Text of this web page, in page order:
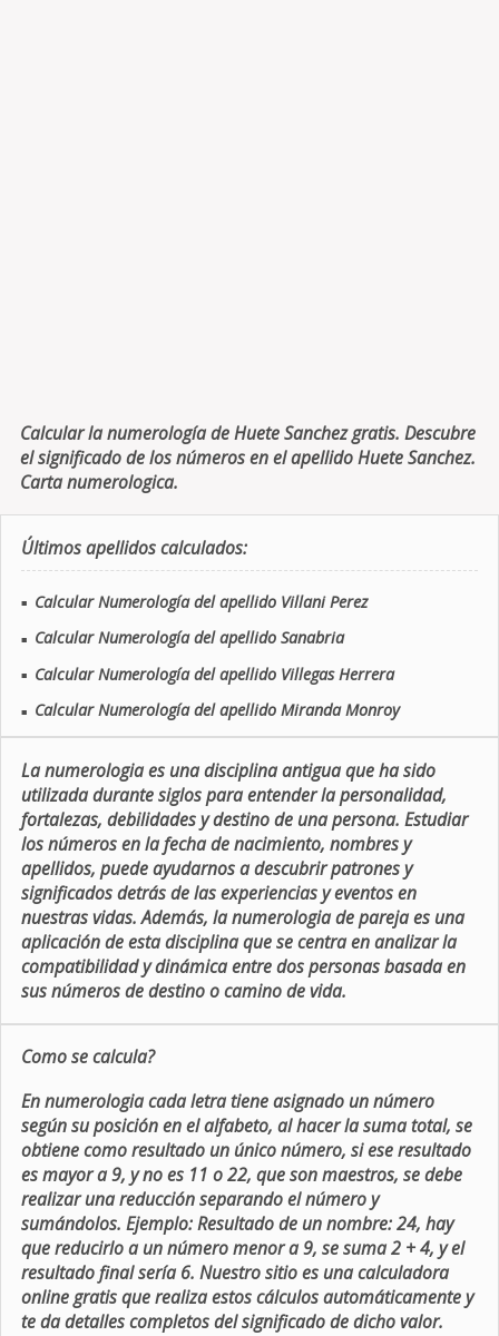
Calcular la numerología de Huete Sanchez gratis. Descubre
el significado de los números en el apellido Huete Sanchez.
Carta numerologica.
Últimos apellidos calculados:
■ Calcular Numerología del apellido Villani Perez
■ Calcular Numerología del apellido Sanabria
■ Calcular Numerología del apellido Villegas Herrera
■ Calcular Numerología del apellido Miranda Monroy
La numerologia es una disciplina antigua que ha sido
utilizada durante siglos para entender la personalidad,
fortalezas, debilidades y destino de una persona. Estudiar
los números en la fecha de nacimiento, nombres y
apellidos, puede ayudarnos a descubrir patrones y
significados detrás de las experiencias y eventos en
nuestras vidas. Además, la numerologia de pareja es una
aplicación de esta disciplina que se centra en analizar la
compatibilidad y dinámica entre dos personas basada en
sus números de destino o camino de vida.
Como se calcula?
En numerologia cada letra tiene asignado un número
según su posición en el alfabeto, al hacer la suma total, se
obtiene como resultado un único número, si ese resultado
es mayor a 9, y no es 11 o 22, que son maestros, se debe
realizar una reducción separando el número y
sumándolos. Ejemplo: Resultado de un nombre: 24, hay
que reducirlo a un número menor a 9, se suma 2 + 4, y el
resultado final sería 6. Nuestro sitio es una calculadora
online gratis que realiza estos cálculos automáticamente y
te da detalles completos del significado de dicho valor.